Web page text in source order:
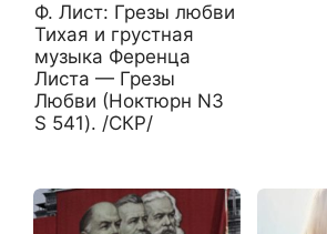
Ф. Лист: Грезы любви
Тихая и грустная
музыка Ференца
Листа — Грезы
Любви (Ноктюрн N3
S 541). /СКР/